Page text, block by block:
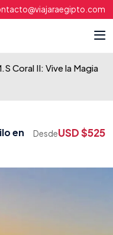
Coral II: Vive la Magia
en
DesdeUSD $525